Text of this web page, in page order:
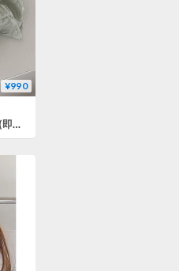
¥990
Fil. / Pearl chouchou(即納)2color